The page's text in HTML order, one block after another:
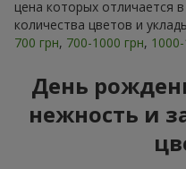
цена которых отличается
количества цветов и
700 грн, 700-1000 грн,
День
нежность и